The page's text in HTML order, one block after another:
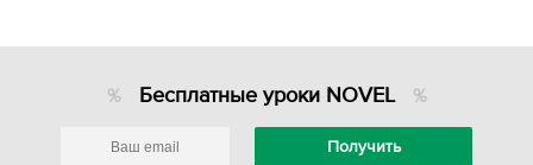
Бесплатные уроки NOVEL